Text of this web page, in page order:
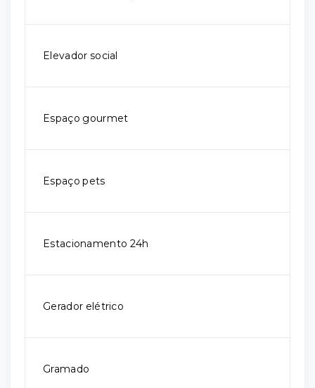
Elevador social
Espaço gourmet
Espaço pets
Estacionamento 24h
Gerador elétrico
Gramado